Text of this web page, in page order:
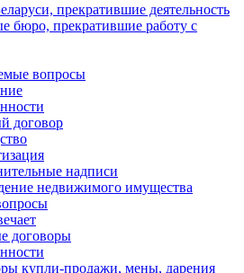
прекратившие деятельность
бюро, прекратившие работу с
вопросы
договор
надписи
недвижимого имущества
договоры
купли-продажи, мены, дарения